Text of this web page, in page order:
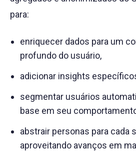
para:
enriquecer dados para um
profundo do usuário,
adicionar insights
segmentar usuários
base em seu
abstrair personas para cada
aproveitando avanços em